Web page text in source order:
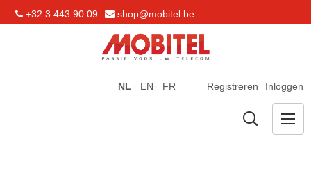
+32 3 443 90 09 shop@mobitel.be
Registreren Inloggen
NL EN FR